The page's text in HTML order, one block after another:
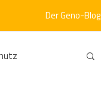
Der Geno-Blog